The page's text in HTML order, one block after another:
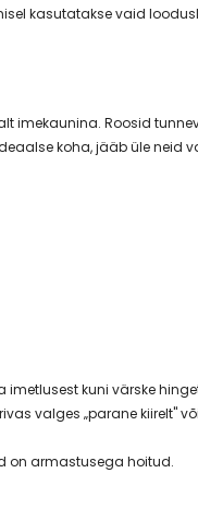
kasutatakse vaid
imekaunina. Roosid
koha, jääb üle neid
kuni värske
valges „parane kiirelt"
on armastusega hoitud.